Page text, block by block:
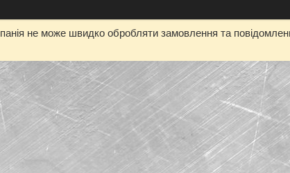
не може швидко обробляти замовлення та